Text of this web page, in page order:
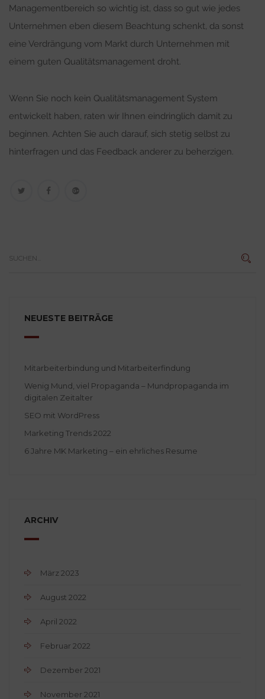
Managementbereich so wichtig ist, dass so gut wie jedes
Unternehmen eben diesem Beachtung schenkt, da sonst
eine Verdrängung vom Markt durch Unternehmen mit
einem guten Qualitätsmanagement droht.
Wenn Sie noch kein Qualitätsmanagement System
entwickelt haben, raten wir Ihnen eindringlich damit zu
beginnen. Achten Sie auch darauf, sich stetig selbst zu
hinterfragen und das Feedback anderer zu beherzigen.
NEUESTE BEITRÄGE
Mitarbeiterbindung und Mitarbeiterfindung
Wenig Mund, viel Propaganda – Mundpropaganda im
digitalen Zeitalter
SEO mit WordPress
Marketing Trends 2022
6 Jahre MK Marketing – ein ehrliches Resume
ARCHIV
März 2023
August 2022
April 2022
Februar 2022
Dezember 2021
November 2021